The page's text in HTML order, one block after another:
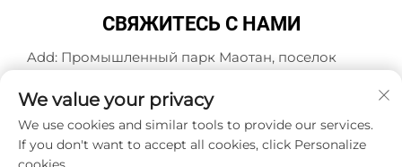
СВЯЖИТЕСЬ С НАМИ
Add: Промышленный парк Маотан, поселок
провинция Чжэцзян, Китай
Тел.:+86-13616897017
Эл. почта:[email protected]
We value your privacy
We use cookies and similar tools to provide our services.
If you don't want to accept all cookies, click Personalize